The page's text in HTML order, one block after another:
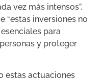
vez más intensos”.
“estas inversiones no
para
y proteger
estas actuaciones